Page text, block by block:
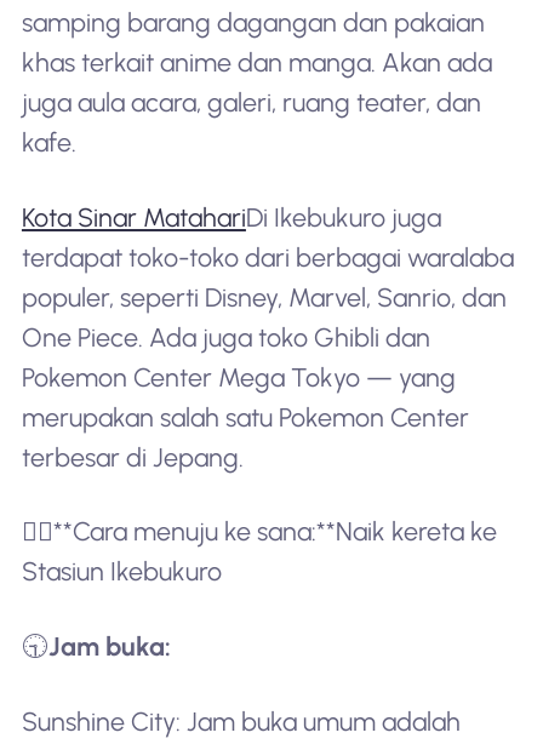
samping barang dagangan dan pakaian
khas terkait anime dan manga. Akan ada
juga aula acara, galeri, ruang teater, dan
kafe.
Kota Sinar MatahariDi Ikebukuro juga
terdapat toko-toko dari berbagai waralaba
populer, seperti Disney, Marvel, Sanrio, dan
One Piece. Ada juga toko Ghibli dan
Pokemon Center Mega Tokyo — yang
merupakan salah satu Pokemon Center
terbesar di Jepang.
🚶‍♂️**Cara menuju ke sana:**Naik kereta ke
Stasiun Ikebukuro
🕤Jam buka:
Sunshine City: Jam buka umum adalah